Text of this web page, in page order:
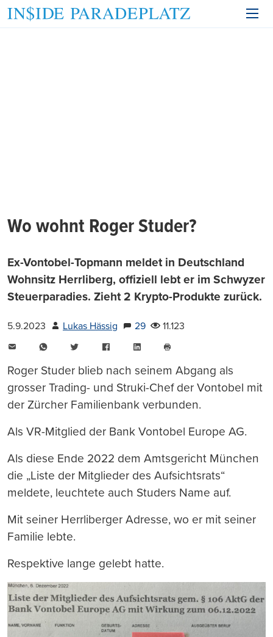
Wo wohnt Roger Studer?
Ex-Vontobel-Topmann meldet in Deutschland
Wohnsitz Herrliberg, offiziell lebt er im Schwyzer
Steuerparadies. Zieht 2 Krypto-Produkte zurück.
5.9.2023 Lukas Hässig 29
11.123
WhatsAppTwitter FacebookLinkedIn
drucken
Roger Studer blieb nach seinem Abgang als
grosser Trading- und Struki-Chef der Vontobel mit
der Zürcher Familienbank verbunden.
Als VR-Mitglied der Bank Vontobel Europe AG.
Als diese Ende 2022 dem Amtsgericht München
die „Liste der Mitglieder des Aufsichtsrats“
meldete, leuchtete auch Studers Name auf.
Mit seiner Herrliberger Adresse, wo er mit seiner
Familie lebte.
Respektive lange gelebt hatte.